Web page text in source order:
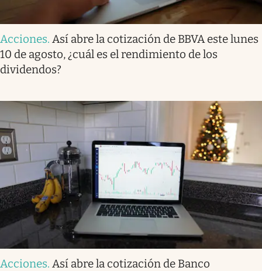
Acciones. Así abre la cotización de BBVA este lunes
10 de agosto, ¿cuál es el rendimiento de los
dividendos?
Acciones. Así abre la cotización de Banco